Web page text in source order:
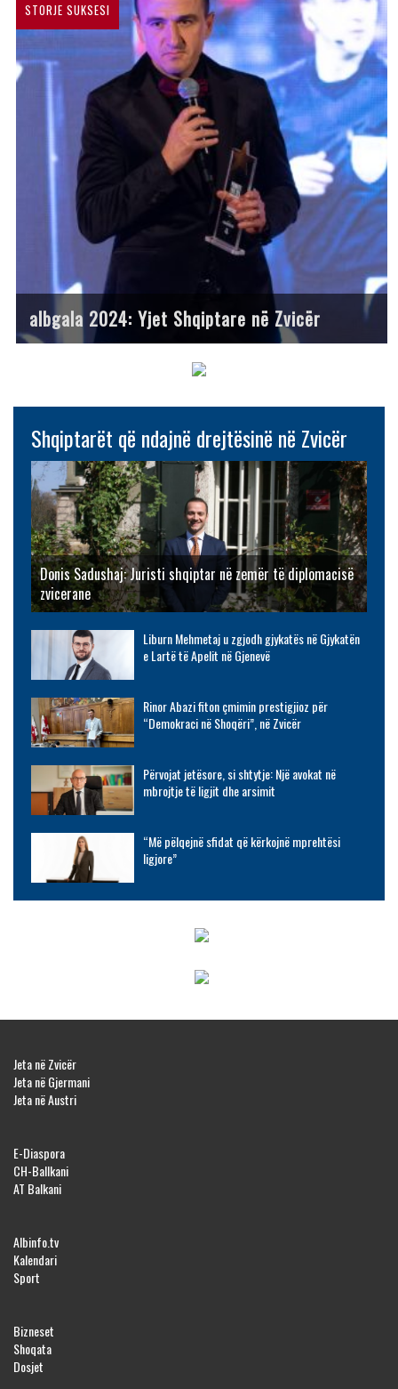
STORJE SUKSESI
albgala 2024: Yjet Shqiptare në Zvicër
Shqiptarët që ndajnë drejtësinë në Zvicër
Donis Sadushaj: Juristi shqiptar në zemër të diplomacisë
zvicerane
Liburn Mehmetaj u zgjodh gjykatës në Gjykatën
e Lartë të Apelit në Gjenevë
Rinor Abazi fiton çmimin prestigjioz për
“Demokraci në Shoqëri”, në Zvicër
Përvojat jetësore, si shtytje: Një avokat në
mbrojtje të ligjit dhe arsimit
“Më pëlqejnë sfidat që kërkojnë mprehtësi
ligjore”
Jeta në Zvicër
Jeta në Gjermani
Jeta në Austri
E-Diaspora
CH-Ballkani
AT Balkani
Albinfo.tv
Kalendari
Sport
Bizneset
Shoqata
Dosjet